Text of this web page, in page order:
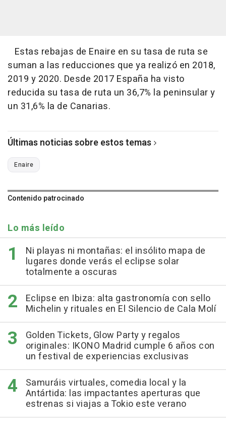
Estas rebajas de Enaire en su tasa de ruta se
suman a las reducciones que ya realizó en 2018,
2019 y 2020. Desde 2017 España ha visto
reducida su tasa de ruta un 36,7% la peninsular y
un 31,6% la de Canarias.
Últimas noticias sobre estos temas
Enaire
Contenido patrocinado
Lo más leído
Ni playas ni montañas: el insólito mapa de
lugares donde verás el eclipse solar
totalmente a oscuras
Eclipse en Ibiza: alta gastronomía con sello
Michelin y rituales en El Silencio de Cala Molí
Golden Tickets, Glow Party y regalos
originales: IKONO Madrid cumple 6 años con
un festival de experiencias exclusivas
Samuráis virtuales, comedia local y la
Antártida: las impactantes aperturas que
estrenas si viajas a Tokio este verano